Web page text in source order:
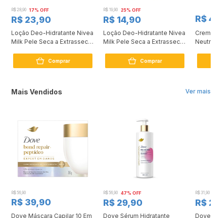
R$ 28,90 17% OFF
R$ 23,90
Loção Deo-Hidratante Nivea
Milk Pele Seca a Extrasseca
Comprar
R$ 19,90 25% OFF
R$ 14,90
Loção Deo-Hidratante Nivea
Milk Pele Seca a Extrasseca
Comprar
R$
Creme
Ver mais
Mais Vendidos
R$ 56,90
R$ 39,90
Dove Máscara Capilar 10 Em
R$ 56,90 47% OFF
R$ 29,90
Dove Sérum Hidratante
R$ 31,90
R$
Dove